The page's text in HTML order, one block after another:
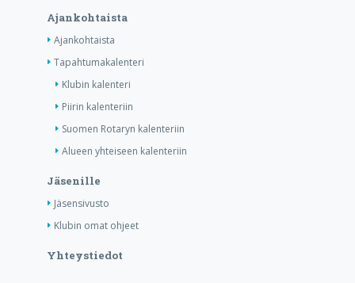
Ajankohtaista
Ajankohtaista
Tapahtumakalenteri
Klubin kalenteri
Piirin kalenteriin
Suomen Rotaryn kalenteriin
Alueen yhteiseen kalenteriin
Jäsenille
Jäsensivusto
Klubin omat ohjeet
Yhteystiedot